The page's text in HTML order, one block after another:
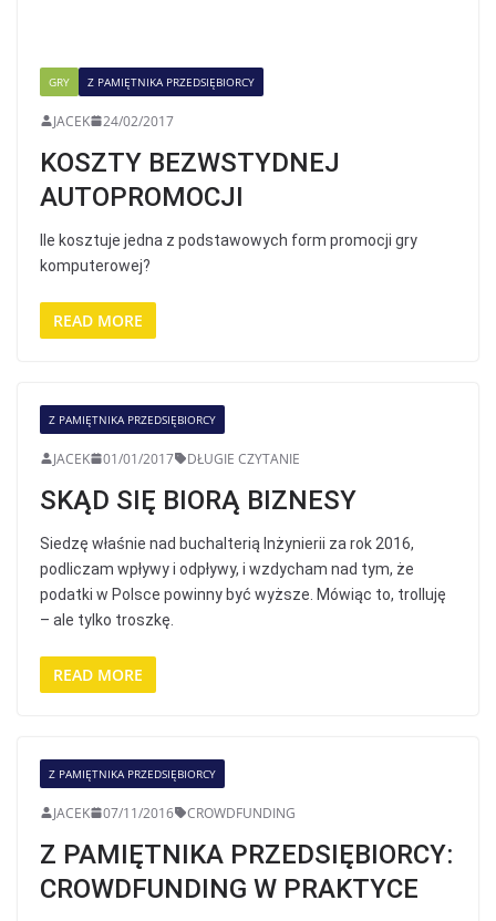
GRY Z PAMIĘTNIKA PRZEDSIĘBIORCY
JACEK 24/02/2017
KOSZTY BEZWSTYDNEJ
AUTOPROMOCJI
Ile kosztuje jedna z podstawowych form promocji gry
komputerowej?
READ MORE
Z PAMIĘTNIKA PRZEDSIĘBIORCY
JACEK 01/01/2017 DŁUGIE CZYTANIE
SKĄD SIĘ BIORĄ BIZNESY
Siedzę właśnie nad buchalterią Inżynierii za rok 2016,
podliczam wpływy i odpływy, i wzdycham nad tym, że
podatki w Polsce powinny być wyższe. Mówiąc to, trolluję
– ale tylko troszkę.
READ MORE
Z PAMIĘTNIKA PRZEDSIĘBIORCY
JACEK 07/11/2016 CROWDFUNDING
Z PAMIĘTNIKA PRZEDSIĘBIORCY:
CROWDFUNDING W PRAKTYCE